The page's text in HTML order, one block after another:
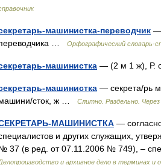
машинистка-переводчик —
…
Орфографический словарь-
машинистка — (2 м 1 ж), Р.
машинистка — секрета/рь
сток, ж …
Слитно. Раздельно. Через
МАШИНИСТКА —
и других служащих,
37 (в ред. от 07.11.2006 № 749), –
и архивное дело в терминах и